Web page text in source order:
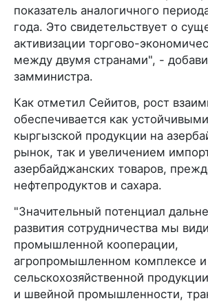
показатель аналогичного
года. Это свидетельствует о
активизации торгово-
между двумя странами", -
замминистра.
Как отметил Сейитов, рост
обеспечивается как
кыргызской продукции на
рынок, так и увеличением
азербайджанских товаров,
нефтепродуктов и сахара.
"Значительный потенциал
развития сотрудничества мы
промышленной кооперации,
агропромышленном комплексе и
сельскохозяйственной
и швейной промышленности,